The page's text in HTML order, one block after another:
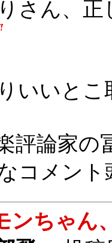
さん、
いいとこ
評論家の
コメン
ンちゃん